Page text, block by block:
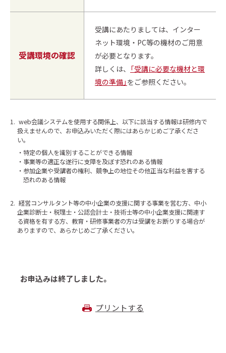
受講環境の確認
受講にあたりましては、インター
ネット環境・PC等の機材のご用意
が必要となります。
詳しくは、 「受講に必要な機材と環
境の準備」 をご参照ください。
1. web会議システムを使用する関係上、以下に該当する情報は研修内で
扱えませんので、お申込みいただく際にはあらかじめご了承くださ
い。
特定の個人を識別することができる情報
事業等の適正な遂行に支障を及ぼす恐れのある情報
参加企業や受講者の権利、競争上の地位その他正当な利益を害する
恐れのある情報
2. 経営コンサルタント等の中小企業の支援に関する事業を営む方、中小
企業診断士・税理士・公認会計士・技術士等の中小企業支援に関連す
る資格を有する方、教育・研修事業者の方は受講をお断りする場合が
ありますので、あらかじめご了承ください。
お申込みは終了しました。
プリントする